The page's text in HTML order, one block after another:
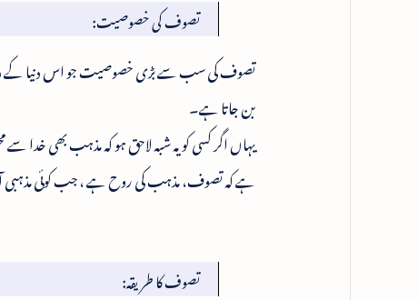
تصوف کی خصوصیت:
تصوف کی سب سے بڑی خصوصیت جو اس دنیا کے
بن جاتا ہے۔
یہاں اگر کسی کو یہ شبہ لاحق ہو کہ مذہب بھی خدا
ہے کہ تصوف، مذہب کی روح ہے ، جب کوئی
تصوف کا طریقہ: